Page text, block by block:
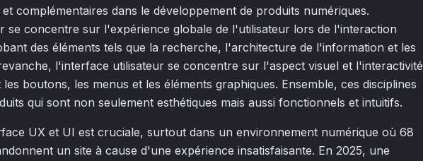
et complémentaires dans le développement de produits numériques.
se concentre sur l'expérience globale de l'utilisateur lors de l'interaction
des éléments tels que la recherche, l'architecture de l'information et les
l'interface utilisateur se concentre sur l'aspect visuel et l'interactivité
boutons, les menus et les éléments graphiques. Ensemble, ces disciplines
qui sont non seulement esthétiques mais aussi fonctionnels et intuitifs.
UX et UI est cruciale, surtout dans un environnement numérique où 68
un site à cause d'une expérience insatisfaisante. En 2025, une